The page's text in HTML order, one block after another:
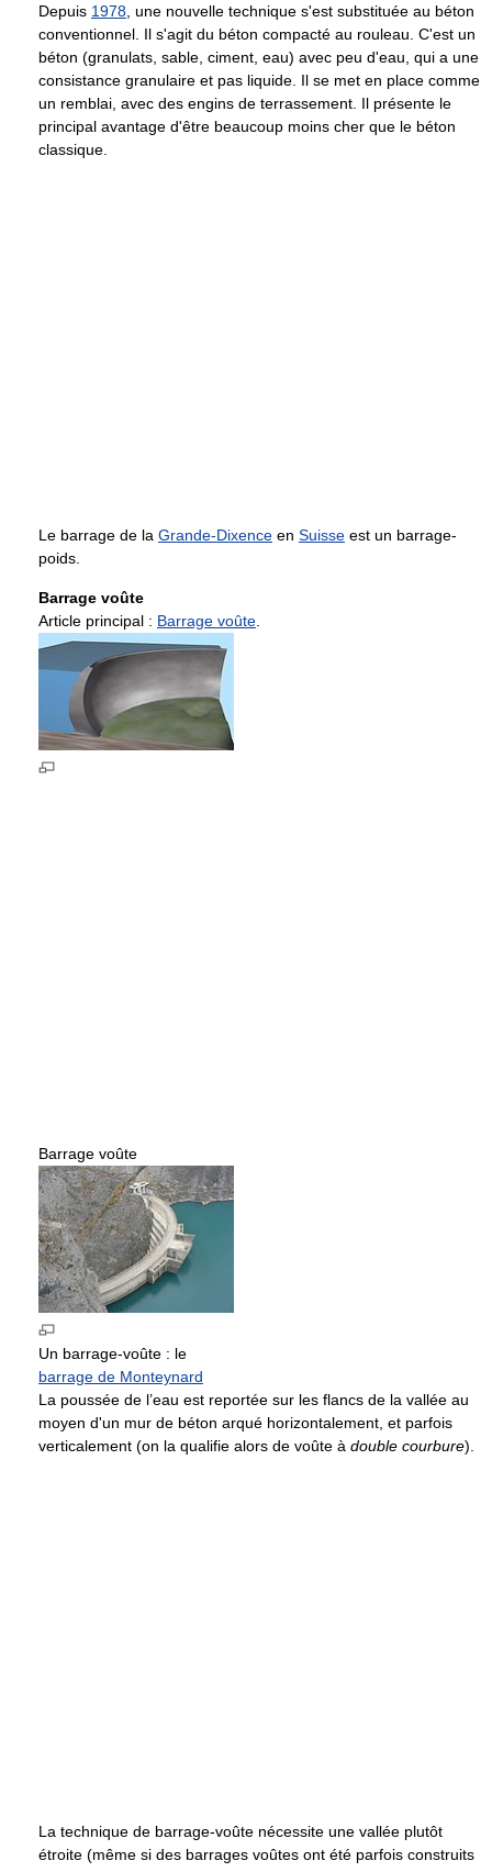
Depuis 1978, une nouvelle technique s'est substituée au béton
conventionnel. Il s'agit du béton compacté au rouleau. C'est un
béton (granulats, sable, ciment, eau) avec peu d'eau, qui a une
consistance granulaire et pas liquide. Il se met en place comme
un remblai, avec des engins de terrassement. Il présente le
principal avantage d'être beaucoup moins cher que le béton
classique.
Le barrage de la Grande-Dixence en Suisse est un barrage-
poids.
Barrage voûte
Article principal : Barrage voûte.
Barrage voûte
Un barrage-voûte : le
barrage de Monteynard
La poussée de l’eau est reportée sur les flancs de la vallée au
moyen d'un mur de béton arqué horizontalement, et parfois
verticalement (on la qualifie alors de voûte à double courbure).
La technique de barrage-voûte nécessite une vallée plutôt
étroite (même si des barrages voûtes ont été parfois construits